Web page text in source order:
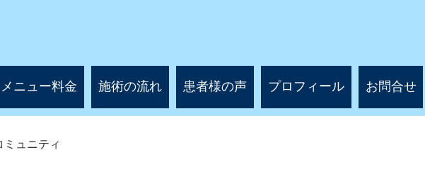
メニュー料金 施術の流れ 患者様の声 プロフィール お問合せ
ミュニティ